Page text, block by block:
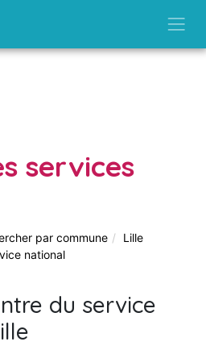
services
par commune
Lille
national
du service